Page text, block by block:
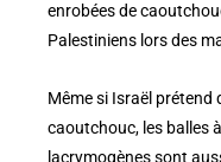
enrobées de
Palestiniens lors des
Même si Israël prétend
caoutchouc, les balles
lacrymogènes sont